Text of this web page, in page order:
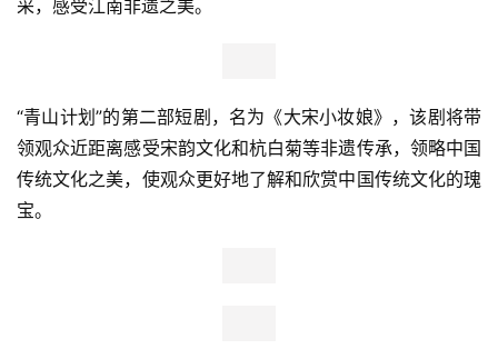
页
商
业
观
察
采，感受江南非遗之美。
“青山计划”的第二部短剧，名为《大宋小妆娘》，该剧将带
领观众近距离感受宋韵文化和杭白菊等非遗传承，领略中国
传统文化之美，使观众更好地了解和欣赏中国传统文化的瑰
宝。